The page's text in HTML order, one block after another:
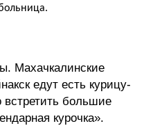
Махачкалинские
едут есть курицу-
встретить большие
курочка».